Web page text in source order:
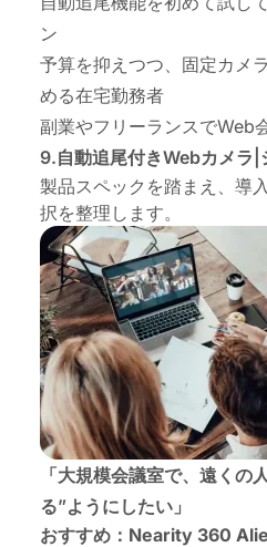
ン
予算を抑えつつ、固定カメ
める在宅勤務者
副業やフリーランスでWeb
9.自動追尾付きWebカメラ|
製品スペックを踏まえ、導
択を整理します。
「大規模会議室で、遠くの
る”ようにしたい」
おすすめ：Nearity 360